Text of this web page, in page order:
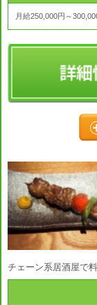
月給250,000円～
チェーン系居酒屋で